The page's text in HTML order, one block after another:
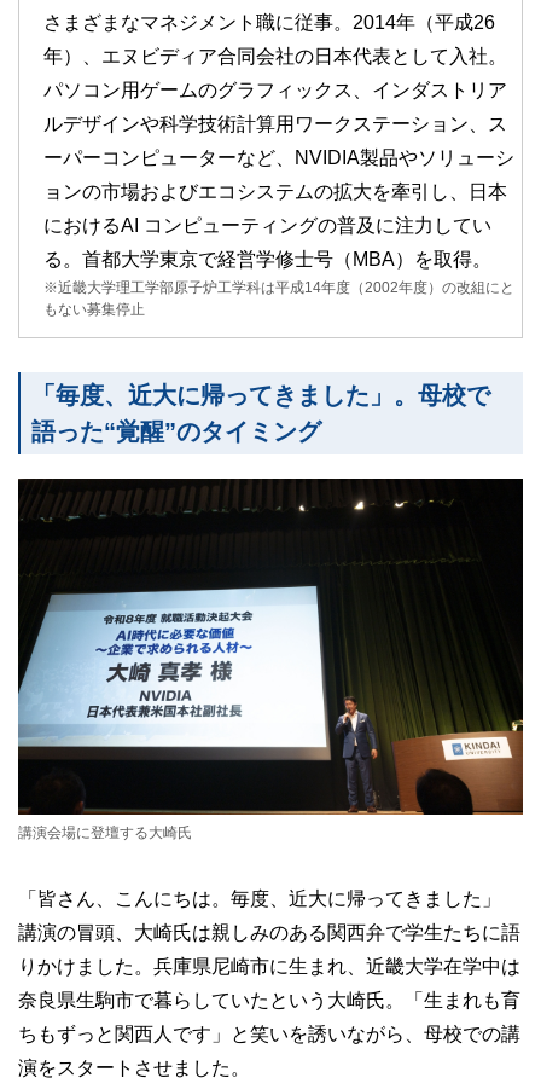
さまざまなマネジメント職に従事。2014年（平成26
年）、エヌビディア合同会社の日本代表として入社。
パソコン用ゲームのグラフィックス、インダストリア
ルデザインや科学技術計算用ワークステーション、ス
ーパーコンピューターなど、NVIDIA製品やソリューシ
ョンの市場およびエコシステムの拡大を牽引し、日本
におけるAI コンピューティングの普及に注力してい
る。首都大学東京で経営学修士号（MBA）を取得。
※近畿大学理工学部原子炉工学科は平成14年度（2002年度）の改組にと
もない募集停止
「毎度、近大に帰ってきました」。母校で
語った“覚醒”のタイミング
講演会場に登壇する大崎氏
「皆さん、こんにちは。毎度、近大に帰ってきました」
講演の冒頭、大崎氏は親しみのある関西弁で学生たちに語
りかけました。兵庫県尼崎市に生まれ、近畿大学在学中は
奈良県生駒市で暮らしていたという大崎氏。「生まれも育
ちもずっと関西人です」と笑いを誘いながら、母校での講
演をスタートさせました。